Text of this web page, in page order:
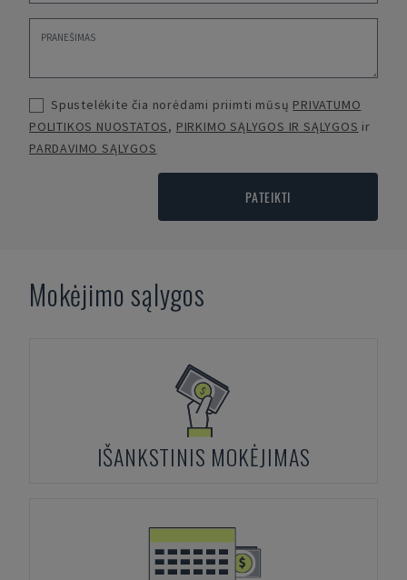
Spustelėkite čia norėdami priimti mūsų PRIVATUMO
POLITIKOS NUOSTATOS, PIRKIMO SĄLYGOS IR SĄLYGOS ir
PARDAVIMO SĄLYGOS
PATEIKTI
Mokėjimo sąlygos
IŠANKSTINIS MOKĖJIMAS